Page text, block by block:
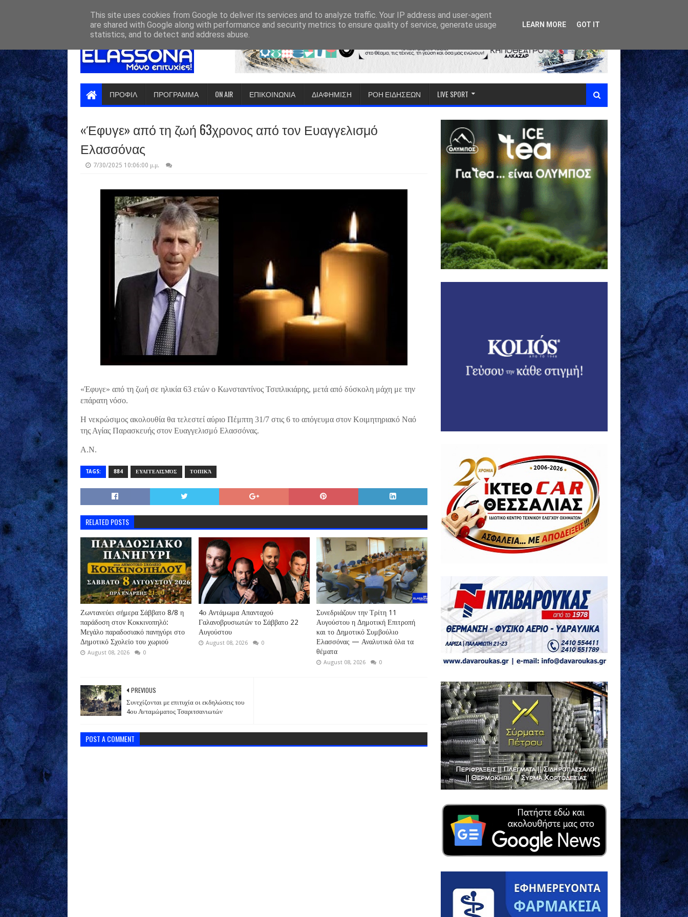
ΠΡΟΦΙΛ ΠΡΟΓΡΑΜΜΑ ON AIR ΕΠΙΚΟΙΝΩΝΙΑ ΔΙΑΦΗΜΙΣΗ ΡΟΗ ΕΙΔΗΣΕΩΝ LIVE SPORT
«Έφυγε» από τη ζωή 63χρονος από τον Ευαγγελισμό
Ελασσόνας
7/30/2025 10:06:00 μ.μ.
«Έφυγε» από τη ζωή σε ηλικία 63 ετών ο Κωνσταντίνος Τσιπλικιάρης, μετά από δύσκολη μάχη με την
επάρατη νόσο.
Η νεκρώσιμος ακολουθία θα τελεστεί αύριο Πέμπτη 31/7 στις 6 το απόγευμα στον Κοιμητηριακό Ναό
της Αγίας Παρασκευής στον Ευαγγελισμό Ελασσόνας.
Α.Ν.
TAGS: 884 ΕΥΑΓΓΕΛΙΣΜΌΣ ΤΟΠΙΚΆ
RELATED POSTS
Ζωντανεύει σήμερα Σάββατο 8/8 η
παράδοση στον Κοκκινοπηλό:
Μεγάλο παραδοσιακό πανηγύρι στο
Δημοτικό Σχολείο του χωριού
August 08, 2026 0
4ο Αντάμωμα Απανταχού
Γαλανοβρυσιωτών το Σάββατο 22
Αυγούστου
August 08, 2026 0
Συνεδριάζουν την Τρίτη 11
Αυγούστου η Δημοτική Επιτροπή
και το Δημοτικό Συμβούλιο
Ελασσόνας — Αναλυτικά όλα τα
θέματα
August 08, 2026 0
PREVIOUS
Συνεχίζονται με επιτυχία οι εκδηλώσεις του
4ου Ανταμώματος Τσαριτσανιωτών
POST A COMMENT
This site uses cookies from Google to deliver its services and to analyze traffic. Your IP address and user-agent
are shared with Google along with performance and security metrics to ensure quality of service, generate usage
statistics, and to detect and address abuse.
LEARN MORE GOT IT